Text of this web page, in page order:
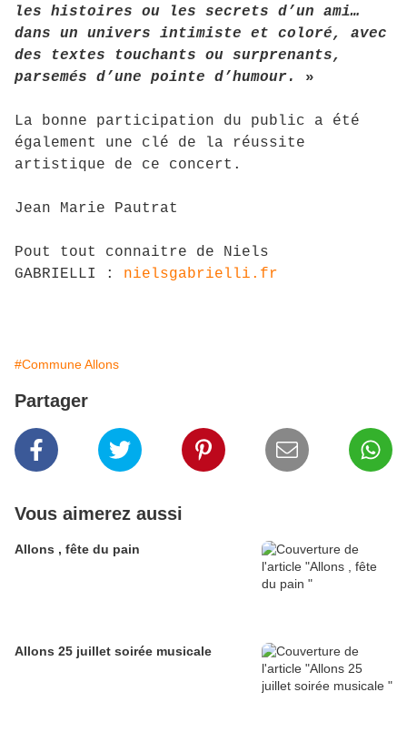
les histoires ou les secrets d’un ami…
dans un univers intimiste et coloré, avec
des textes touchants ou surprenants,
parsemés d’une pointe d’humour.
»
La bonne participation du public a été
également une clé de la réussite
artistique de ce concert.
Jean Marie Pautrat
Pout tout connaitre de Niels
GABRIELLI : nielsgabrielli.fr
#Commune Allons
Partager
Vous aimerez aussi
Allons , fête du pain
Allons 25 juillet soirée musicale